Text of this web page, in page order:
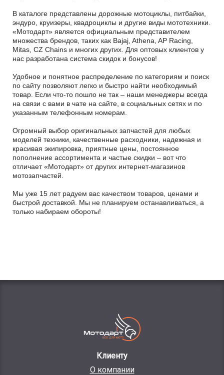
В каталоге представлены дорожные мотоциклы, питбайки,
эндуро, круизеры, квадроциклы и другие виды мототехники.
«Мотодарт» является официальным представителем
множества брендов, таких как Bajaj, Athena, AP Racing,
Mitas, CZ Chains и многих других. Для оптовых клиентов у
нас разработана система скидок и бонусов!
Удобное и понятное распределение по категориям и поиск
по сайту позволяют легко и быстро найти необходимый
товар. Если что-то пошло не так – наши менеджеры всегда
на связи с вами в чате на сайте, в социальных сетях и по
указанным телефонным номерам.
Огромный выбор оригинальных запчастей для любых
моделей техники, качественные расходники, надежная и
красивая экипировка, приятные цены, постоянное
пополнение ассортимента и частые скидки – вот что
отличает «Мотодарт» от других интернет-магазинов
мотозапчастей.
Мы уже 15 лет радуем вас качеством товаров, ценами и
быстрой доставкой. Мы не планируем останавливаться, а
только набираем обороты!
Клиенту
О компании